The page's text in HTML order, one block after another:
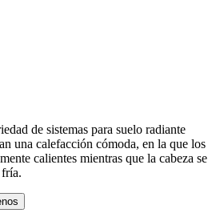
de sistemas para suelo radiante
una calefacción cómoda, en la que los
calientes mientras que la cabeza se